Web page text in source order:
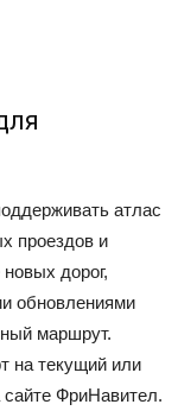
атлас
проездов и
дорог,
обновлениями
маршрут.
на текущий или
ФриНавител.